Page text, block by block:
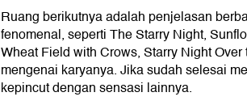
Ruang berikutnya adalah penjelasan
fenomenal, seperti The Starry Night,
Wheat Field with Crows, Starry Night
mengenai karyanya. Jika sudah selesai
kepincut dengan sensasi lainnya.